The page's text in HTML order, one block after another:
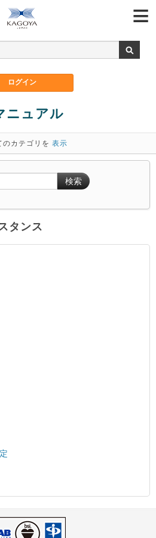
ニュアル
のカテゴリを 表示
検索
タンス